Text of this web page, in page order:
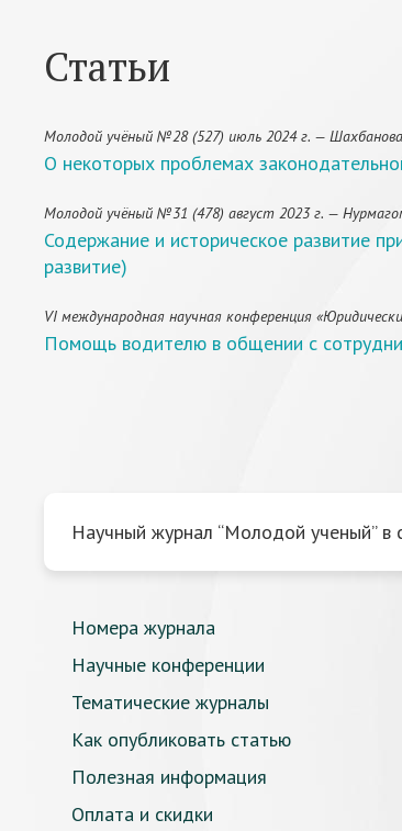
Статьи
Молодой учёный №28 (527) июль 2024 г. —
О некоторых проблемах
Молодой учёный №31 (478) август 2023 г. —
Содержание и историческое развитие
развитие)
VI международная научная конференция
Помощь водителю в общении с
Научный журнал “Молодой ученый” в
Номера журнала
Научные конференции
Тематические журналы
Как опубликовать статью
Полезная информация
Оплата и скидки